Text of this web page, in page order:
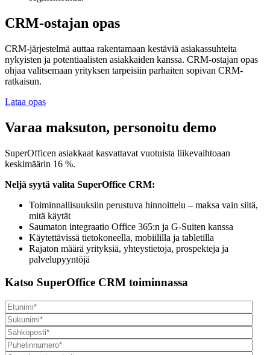
CRM-ostajan opas
CRM-järjestelmä auttaa rakentamaan kestäviä asiakassuhteita
nykyisten ja potentiaalisten asiakkaiden kanssa. CRM-ostajan opas
ohjaa valitsemaan yrityksen tarpeisiin parhaiten sopivan CRM-
ratkaisun.
Lataa opas
Varaa maksuton, personoitu demo
SuperOfficen asiakkaat kasvattavat vuotuista liikevaihtoaan
keskimäärin 16 %.
Neljä syytä valita SuperOffice CRM:
Toiminnallisuuksiin perustuva hinnoittelu – maksa vain siitä,
mitä käytät
Saumaton integraatio Office 365:n ja G-Suiten kanssa
Käytettävissä tietokoneella, mobiililla ja tabletilla
Rajaton määrä yrityksiä, yhteystietoja, prospekteja ja
palvelupyyntöjä
Katso SuperOffice CRM toiminnassa